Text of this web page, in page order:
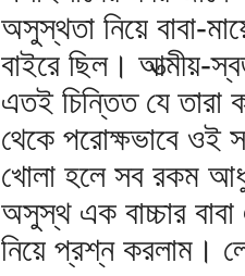
অসুস্থতা নিয়ে বাবা-
বাইরে ছিল। আত্মীয়-
এতই চিন্তিত যে তারা
থেকে পরোক্ষভাবে ওই
খোলা হলে সব রকম
অসুস্থ এক বাচ্চার
নিয়ে প্রশ্ন করলাম।